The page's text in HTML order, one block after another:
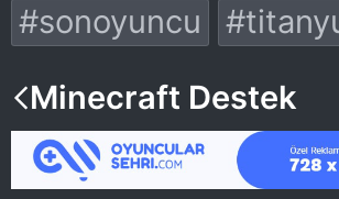
o
u
y
a
l
#sonoyuncu
Minecraft Destek